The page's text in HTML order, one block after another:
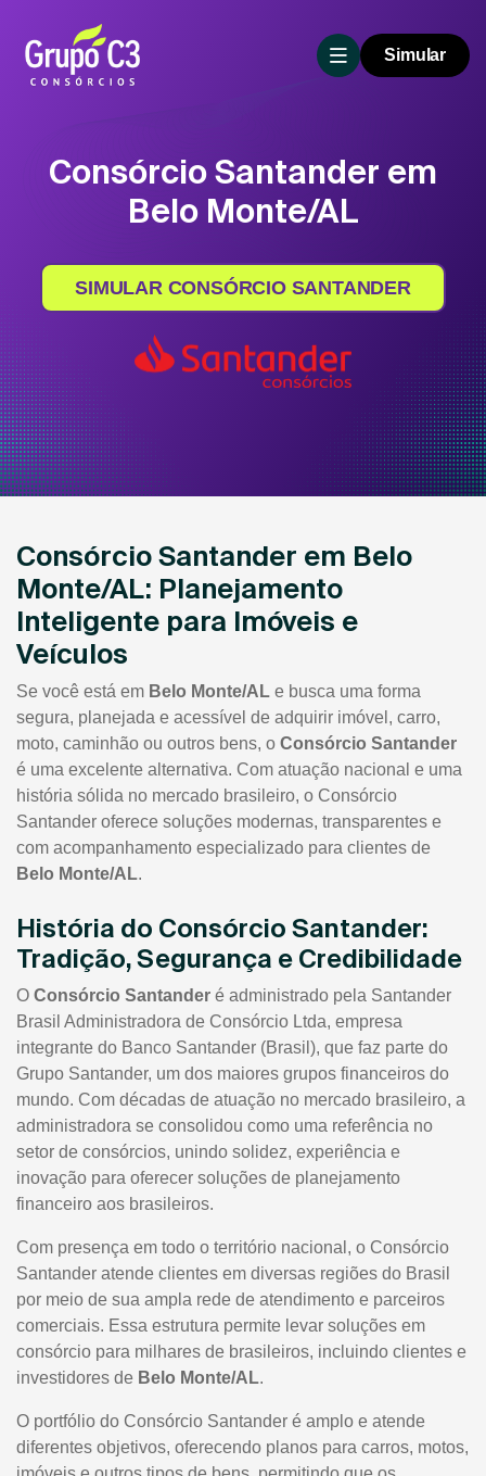
Simular
Consórcio Santander em
Belo Monte/AL
SIMULAR CONSÓRCIO SANTANDER
Consórcio Santander em Belo
Monte/AL: Planejamento
Inteligente para Imóveis e
Veículos
Se você está em Belo Monte/AL e busca uma forma
segura, planejada e acessível de adquirir imóvel, carro,
moto, caminhão ou outros bens, o Consórcio Santander
é uma excelente alternativa. Com atuação nacional e uma
história sólida no mercado brasileiro, o Consórcio
Santander oferece soluções modernas, transparentes e
com acompanhamento especializado para clientes de
Belo Monte/AL.
História do Consórcio Santander:
Tradição, Segurança e Credibilidade
O Consórcio Santander é administrado pela Santander
Brasil Administradora de Consórcio Ltda, empresa
integrante do Banco Santander (Brasil), que faz parte do
Grupo Santander, um dos maiores grupos financeiros do
mundo. Com décadas de atuação no mercado brasileiro, a
administradora se consolidou como uma referência no
setor de consórcios, unindo solidez, experiência e
inovação para oferecer soluções de planejamento
financeiro aos brasileiros.
Com presença em todo o território nacional, o Consórcio
Santander atende clientes em diversas regiões do Brasil
por meio de sua ampla rede de atendimento e parceiros
comerciais. Essa estrutura permite levar soluções em
consórcio para milhares de brasileiros, incluindo clientes e
investidores de Belo Monte/AL.
O portfólio do Consórcio Santander é amplo e atende
diferentes objetivos, oferecendo planos para carros, motos,